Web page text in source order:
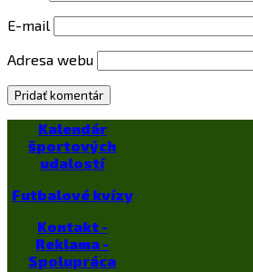
E-mail
Adresa webu
Kalendár
športových
udalostí
Futbalové kvízy
Kontakt -
Reklama -
Spolupráca